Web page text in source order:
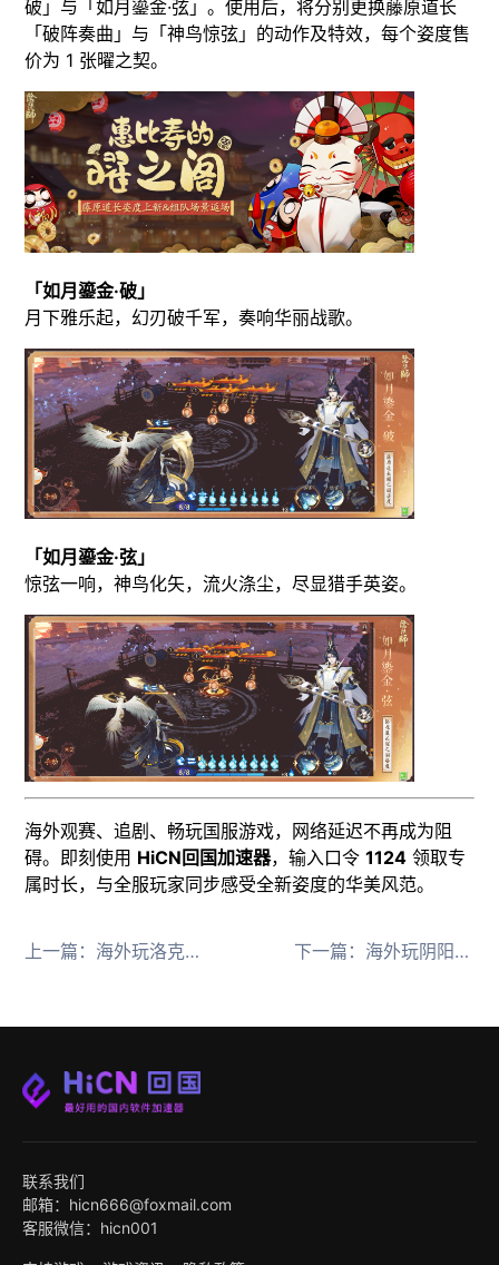
破」与「如月鎏金·弦」。使用后，将分别更换藤原道长
「破阵奏曲」与「神鸟惊弦」的动作及特效，每个姿度售
价为 1 张曜之契。
「如月鎏金·破」
月下雅乐起，幻刃破千军，奏响华丽战歌。
「如月鎏金·弦」
惊弦一响，神鸟化矢，流火涤尘，尽显猎手英姿。
海外观赛、追剧、畅玩国服游戏，网络延迟不再成为阻
碍。即刻使用 HiCN回国加速器，输入口令1124 领取专
属时长，与全服玩家同步感受全新姿度的华美风范。
上一篇： 海外玩洛克王国世界延迟高怎么办？好用的HiCN回国加速器推荐 下一篇： 海外玩阴阳师国服延迟高用HiCN回国加速器畅玩新SSR
联系我们
邮箱：hicn666@foxmail.com
客服微信：hicn001